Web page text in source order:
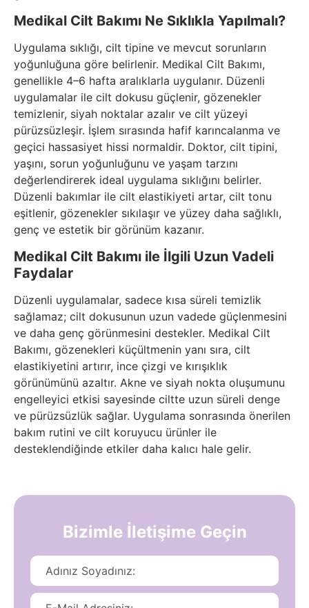
Medikal Cilt Bakımı Ne Sıklıkla Yapılmalı?
Uygulama sıklığı, cilt tipine ve mevcut sorunların
yoğunluğuna göre belirlenir. Medikal Cilt Bakımı,
genellikle 4–6 hafta aralıklarla uygulanır. Düzenli
uygulamalar ile cilt dokusu güçlenir, gözenekler
temizlenir, siyah noktalar azalır ve cilt yüzeyi
pürüzsüzleşir. İşlem sırasında hafif karıncalanma ve
geçici hassasiyet hissi normaldir. Doktor, cilt tipini,
yaşını, sorun yoğunluğunu ve yaşam tarzını
değerlendirerek ideal uygulama sıklığını belirler.
Düzenli bakımlar ile cilt elastikiyeti artar, cilt tonu
eşitlenir, gözenekler sıkılaşır ve yüzey daha sağlıklı,
genç ve estetik bir görünüm kazanır.
Medikal Cilt Bakımı ile İlgili Uzun Vadeli
Faydalar
Düzenli uygulamalar, sadece kısa süreli temizlik
sağlamaz; cilt dokusunun uzun vadede güçlenmesini
ve daha genç görünmesini destekler. Medikal Cilt
Bakımı, gözenekleri küçültmenin yanı sıra, cilt
elastikiyetini artırır, ince çizgi ve kırışıklık
görünümünü azaltır. Akne ve siyah nokta oluşumunu
engelleyici etkisi sayesinde ciltte uzun süreli denge
ve pürüzsüzlük sağlar. Uygulama sonrasında önerilen
bakım rutini ve cilt koruyucu ürünler ile
desteklendiğinde etkiler daha kalıcı hale gelir.
Bizimle İletişime Geçin